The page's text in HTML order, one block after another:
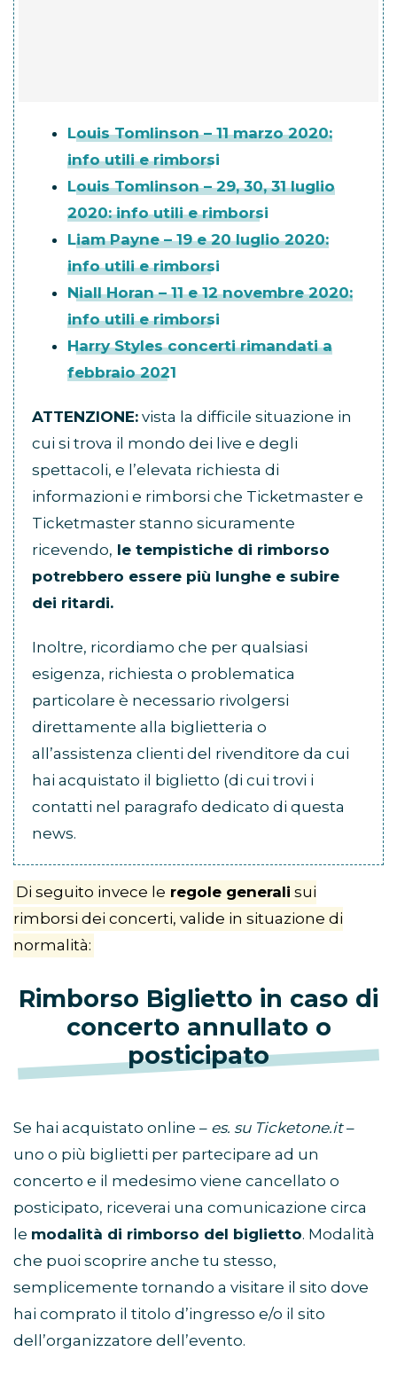
Louis Tomlinson – 11 marzo 2020:
info utili e rimborsi
Louis Tomlinson – 29, 30, 31 luglio
2020: info utili e rimborsi
Liam Payne – 19 e 20 luglio 2020:
info utili e rimborsi
Niall Horan – 11 e 12 novembre 2020:
info utili e rimborsi
Harry Styles concerti rimandati a
febbraio 2021
ATTENZIONE: vista la difficile situazione in
cui si trova il mondo dei live e degli
spettacoli, e l’elevata richiesta di
informazioni e rimborsi che Ticketmaster e
Ticketmaster stanno sicuramente
ricevendo, le tempistiche di rimborso
potrebbero essere più lunghe e subire
dei ritardi.
Inoltre, ricordiamo che per qualsiasi
esigenza, richiesta o problematica
particolare è necessario rivolgersi
direttamente alla biglietteria o
all’assistenza clienti del rivenditore da cui
hai acquistato il biglietto (di cui trovi i
contatti nel paragrafo dedicato di questa
news.
Di seguito invece le regole generali sui
rimborsi dei concerti, valide in situazione di
normalità:
Rimborso Biglietto in caso di
concerto annullato o
posticipato
Se hai acquistato online – es. su Ticketone.it–
uno o più biglietti per partecipare ad un
concerto e il medesimo viene cancellato o
posticipato, riceverai una comunicazione circa
le modalità di rimborso del biglietto. Modalità
che puoi scoprire anche tu stesso,
semplicemente tornando a visitare il sito dove
hai comprato il titolo d’ingresso e/o il sito
dell’organizzatore dell’evento.